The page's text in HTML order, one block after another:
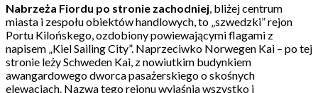
Nabrzeża Fiordu po stronie zachodniej, bliżej centrum
miasta i zespołu obiektów handlowych, to „szwedzki” rejon
Portu Kilońskego, ozdobiony powiewającymi flagami z
napisem „Kiel Sailing City”. Naprzeciwko Norwegen Kai – po tej
stronie leży Schweden Kai, z nowiutkim budynkiem
awangardowego dworca pasażerskiego o skośnych
elewacjach. Nazwa tego rejonu wyjaśnia wszystko i